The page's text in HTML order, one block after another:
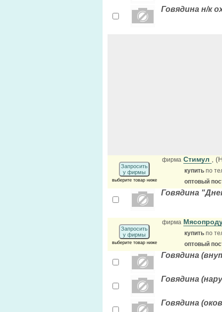
Говядина н/к
Запросить
у фирмы
выберите товар ниже
фирма Стимул ,
купить по
оптовый
Говядина
Запросить
у фирмы
выберите товар ниже
фирма
купить по
оптовый
Говядина
Говядина
Говядина